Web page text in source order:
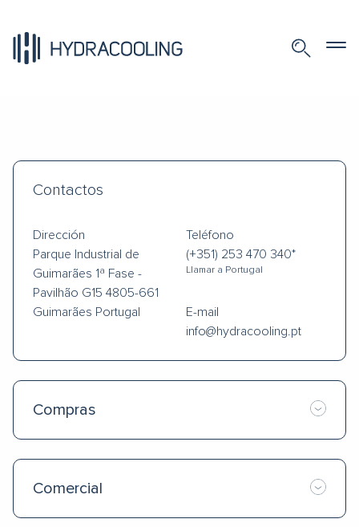
Contactos
Dirección
Parque Industrial de
Guimarães 1ª Fase -
Pavilhão G15 4805-661
Guimarães Portugal
Teléfono
(+351) 253 470 340*
Llamar a Portugal
E-mail
info@hydracooling.pt
Compras
Comercial